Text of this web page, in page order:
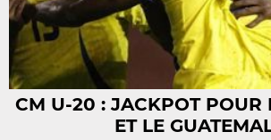
CM U-20 : JACKPOT POUR
ET LE